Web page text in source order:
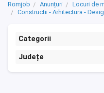
Romjob Anunțuri
Locuri de
Constructii - Arhitectura -
Categorii
Județe